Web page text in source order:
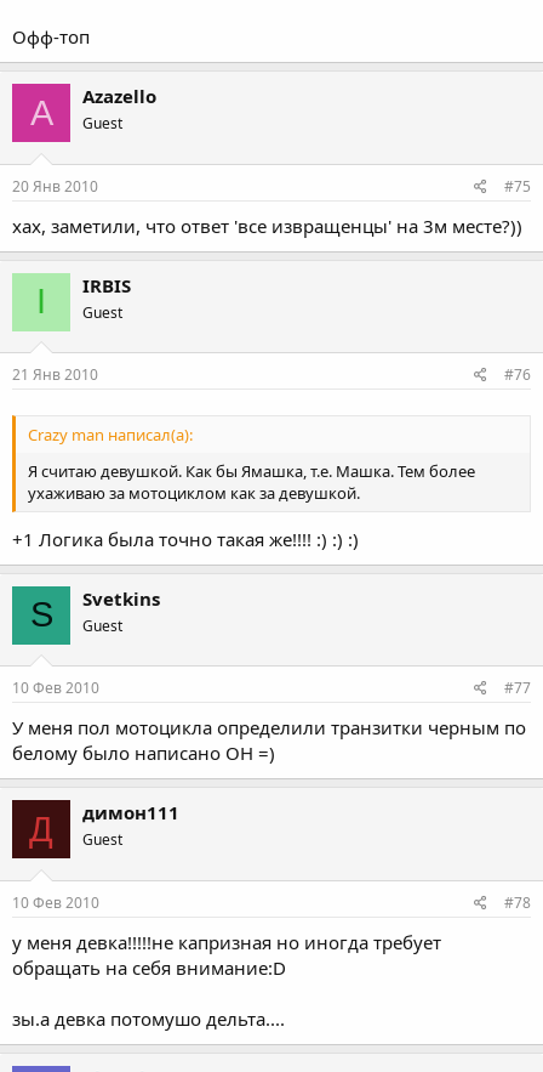
Офф-топ
A Azazello
Guest
20 Янв 2010 #75
хах, заметили, что ответ 'все извращенцы' на 3м месте?))
I IRBIS
Guest
21 Янв 2010 #76
Crazy man написал(а):
Я считаю девушкой. Как бы Ямашка, т.е. Машка. Тем более
ухаживаю за мотоциклом как за девушкой.
+1 Логика была точно такая же!!!! :) :) :)
S Svetkins
Guest
10 Фев 2010 #77
У меня пол мотоцикла определили транзитки черным по
белому было написано ОН =)
Д димон111
Guest
10 Фев 2010 #78
у меня девка!!!!!не капризная но иногда требует
обращать на себя внимание:D
зы.а девка потомушо дельта....